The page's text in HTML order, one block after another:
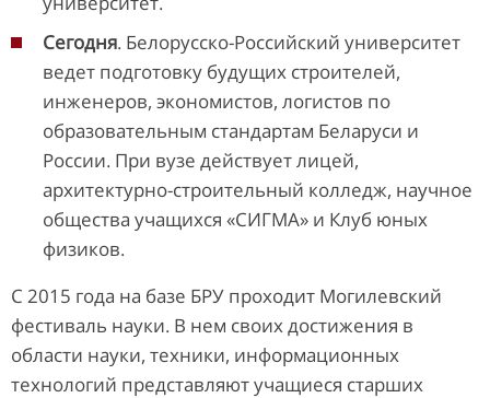
Сегодня. Белорусско-Российский университет
ведет подготовку будущих строителей,
инженеров, экономистов, логистов по
образовательным стандартам Беларуси и
России. При вузе действует лицей,
архитектурно-строительный колледж, научное
общества учащихся «СИГМА» и Клуб юных
физиков.
С 2015 года на базе БРУ проходит Могилевский
фестиваль науки. В нем своих достижения в
области науки, техники, информационных
технологий представляют учащиеся старших